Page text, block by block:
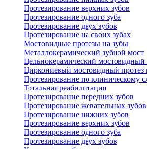
Протезирование верхних зубов
Протезирование одного зуба
Протезирование двух зубов
Протезирование на своих зубах
Мостовидные протезы на зубы
Металлокерамический зубной мост
Цельнокерамический мостовидный
Циркониевый мостовидный протез
Протезирование по клиническому
Тотальная реабилитация
Протезирование передних зубов
Протезирование жевательных зубов
Протезирование нижних зубов
Протезирование верхних зубов
Протезирование одного зуба
Протезирование двух зубов